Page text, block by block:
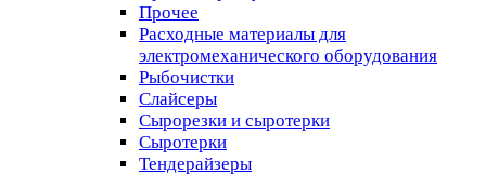
Прочее
Расходные материалы для
электромеханического оборудования
Рыбочистки
Слайсеры
Сырорезки и сыротерки
Сыротерки
Тендерайзеры